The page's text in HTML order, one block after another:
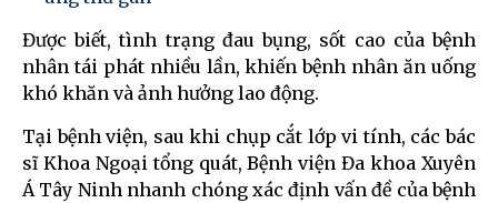
Được biết, tình trạng đau bụng, sốt cao của bệnh
nhân tái phát nhiều lần, khiến bệnh nhân ăn uống
khó khăn và ảnh hưởng lao động.
Tại bệnh viện, sau khi chụp cắt lớp vi tính, các bác
sĩ Khoa Ngoại tổng quát, Bệnh viện Đa khoa Xuyên
Á Tây Ninh nhanh chóng xác định vấn đề của bệnh